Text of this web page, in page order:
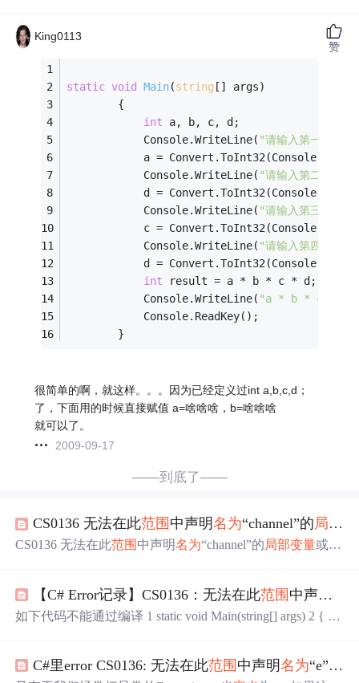
King0113
static void Main(string [] args)
        {
int a, b, c, d;
            Console.WriteLine(
"请输入第一个数
a =
            Console.WriteLine(
"请输入第二个数
d =
            Console.WriteLine(
"请输入第三个数
c =
            Console.WriteLine(
"请输入第四个数
d =
int result = a * b * c * d;
            Console.WriteLine(
"a * b * c *
            Console.ReadKey();
        }
很简单的啊，就这样。。。因为已经定义过int a,b,c,d；
了，下面用的时候直接赋值 a=啥啥啥，b=啥啥啥
就可以了。
2009-09-17
赞
——到底了——
CS0136 无法在此范围 中声明名为“channel”的局部变量
CS0136 无法在此范围 中声明名为“channel”的局部变量或参
【C# Error记录】CS0136：无法在此范围 中声明
如下代码不能通过编译 1 static void Main(string[] args) 2 { 3 i
了变量名，...
C#里error CS0136: 无法在此范围 中声明名为“e”的